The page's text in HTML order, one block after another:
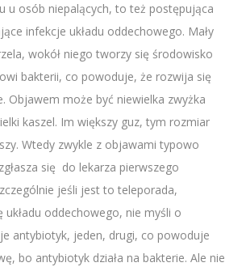
u osób niepalących, to też postępująca
infekcje układu oddechowego. Mały
wokół niego tworzy się środowisko
bakterii, co powoduje, że rozwija się
Objawem może być niewielka zwyżka
kaszel. Im większy guz, tym rozmiar
Wtedy zwykle z objawami typowo
się do lekarza pierwszego
jeśli jest to teleporada,
oddechowego, nie myśli o
antybiotyk, jeden, drugi, co powoduje
bo antybiotyk działa na bakterie. Ale nie